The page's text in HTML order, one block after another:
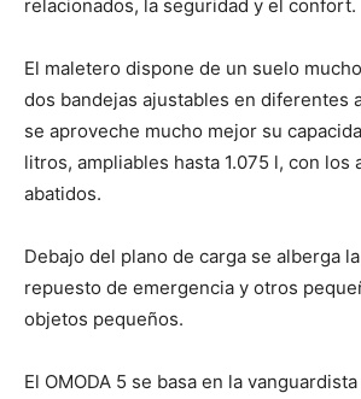
relacionados, la seguridad y el confort.
El maletero dispone de un suelo
dos bandejas ajustables en diferentes
se aproveche mucho mejor su
litros, ampliables hasta 1.075 l, con los
abatidos.
Debajo del plano de carga se alberga
repuesto de emergencia y otros
objetos pequeños.
El OMODA 5 se basa en la